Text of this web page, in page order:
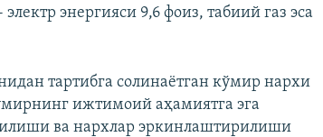
энергияси 9,6 фоиз, табиий гaз эса
тартибга солинаётган кўмир нархи
ижтимоий аҳамиятга эга
ва нархлар эркинлаштирилиши